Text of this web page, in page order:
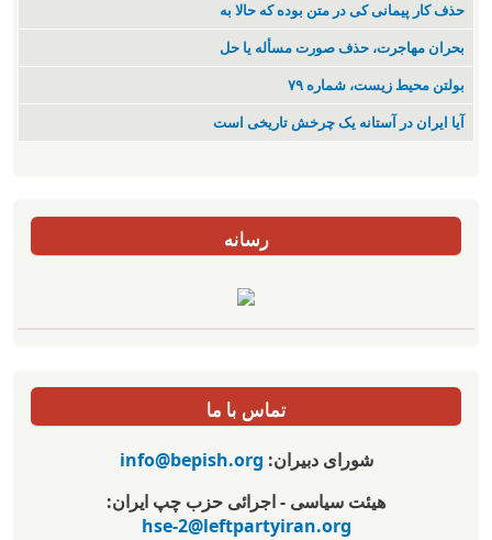
حذف کار پیمانی کی در متن بودە کە حالا بە
بحران مهاجرت‌، حذف صورت مسأله یا حل
بولتن محیط زیست، شماره ۷۹
آیا ایران در آستانه یک چرخش تاریخی است
رسانه
تماس با ما
شورای دبیران:info@bepish.org
هیئت سیاسی - اجرائی حزب چپ ایران:
hse-2@leftpartyiran.org